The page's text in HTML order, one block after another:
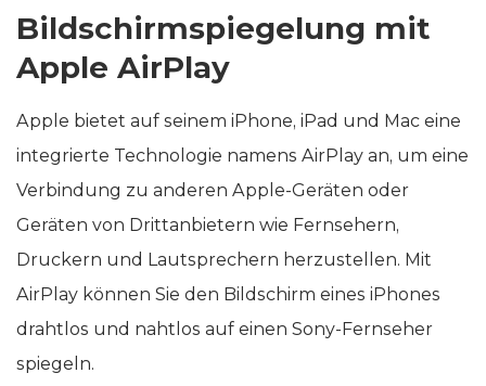
Bildschirmspiegelung mit
Apple AirPlay
Apple bietet auf seinem iPhone, iPad und Mac eine
integrierte Technologie namens AirPlay an, um eine
Verbindung zu anderen Apple-Geräten oder
Geräten von Drittanbietern wie Fernsehern,
Druckern und Lautsprechern herzustellen. Mit
AirPlay können Sie den Bildschirm eines iPhones
drahtlos und nahtlos auf einen Sony-Fernseher
spiegeln.